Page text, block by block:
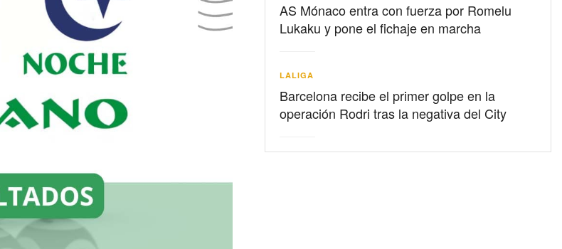
AS Mónaco entra con fuerza por Romelu
Lukaku y pone el fichaje en marcha
LALIGA
Barcelona recibe el primer golpe en la
operación Rodri tras la negativa del City